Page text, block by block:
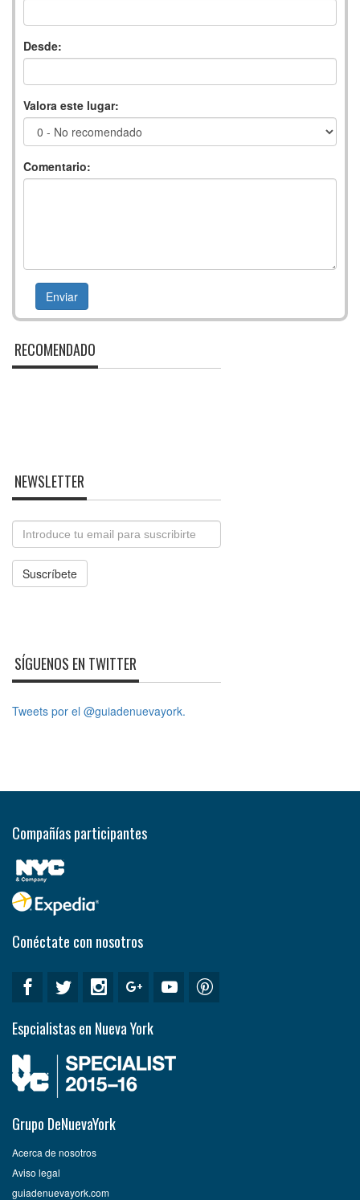
Desde:
Valora este lugar:
Comentario:
RECOMENDADO
NEWSLETTER
Email
Suscríbete
SÍGUENOS EN TWITTER
Tweets por el @guiadenuevayork.
Compañías participantes
Conéctate con nosotros
Espcialistas en Nueva York
Grupo DeNuevaYork
Acerca de nosotros
Aviso legal
guiadenuevayork.com